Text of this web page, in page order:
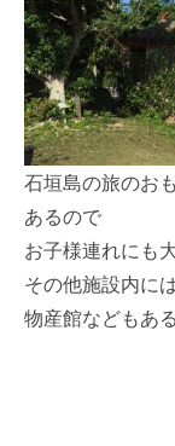
石垣島の旅のお
あるので
お子様連れにも
その他施設内に
物産館などもあ